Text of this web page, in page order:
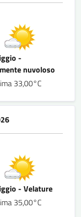
-
nuvoloso
33,00°C
- Velature
35,00°C